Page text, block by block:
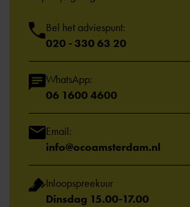
Bel het adviespunt:
020 - 330 63 20
WhatsApp:
06 1600 4600
Email:
info@ocoamsterdam.nl
Inloopspreekuur
Dinsdag 15.00-17.00